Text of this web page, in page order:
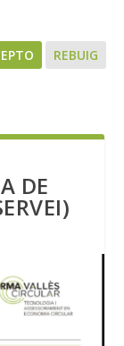
DE
REBUIG